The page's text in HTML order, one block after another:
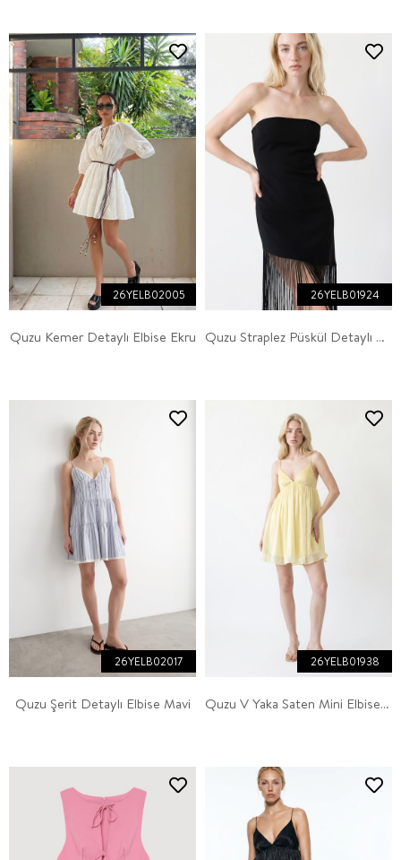
Quzu Kemer Detaylı Elbise Ekru
26YELB02005
Quzu Straplez Püskül Detaylı Elbise Siyah
26YELB01924
Quzu Şerit Detaylı Elbise Mavi
26YELB02017
Quzu V Yaka Saten Mini Elbise Sarı
26YELB01938